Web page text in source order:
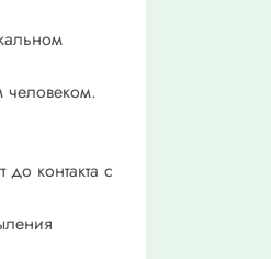
контакта с